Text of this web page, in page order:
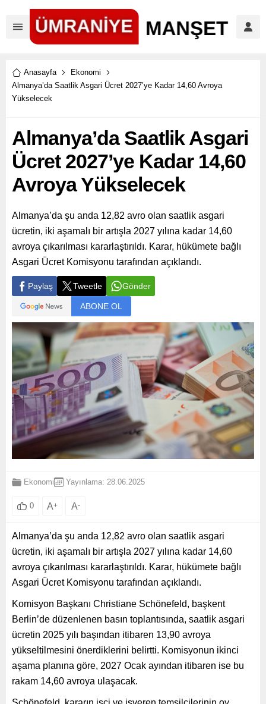
Anasayfa
Ekonomi
Almanya’da Saatlik Asgari Ücret 2027’ye Kadar 14,60 Avroya
Yükselecek
Almanya’da Saatlik Asgari
Ücret 2027’ye Kadar 14,60
Avroya Yükselecek
Almanya’da şu anda 12,82 avro olan saatlik asgari
ücretin, iki aşamalı bir artışla 2027 yılına kadar 14,60
avroya çıkarılması kararlaştırıldı. Karar, hükümete bağlı
Asgari Ücret Komisyonu tarafından açıklandı.
Paylaş Tweetle Gönder
ABONE OL
Ekonomi Yayınlama: 28.06.2025
0 A+ A-
Almanya’da şu anda 12,82 avro olan saatlik asgari
ücretin, iki aşamalı bir artışla 2027 yılına kadar 14,60
avroya çıkarılması kararlaştırıldı. Karar, hükümete bağlı
Asgari Ücret Komisyonu tarafından açıklandı.
Komisyon Başkanı Christiane Schönefeld, başkent
Berlin’de düzenlenen basın toplantısında, saatlik asgari
ücretin 2025 yılı başından itibaren 13,90 avroya
yükseltilmesini önerdiklerini belirtti. Komisyonun ikinci
aşama planına göre, 2027 Ocak ayından itibaren ise bu
rakam 14,60 avroya ulaşacak.